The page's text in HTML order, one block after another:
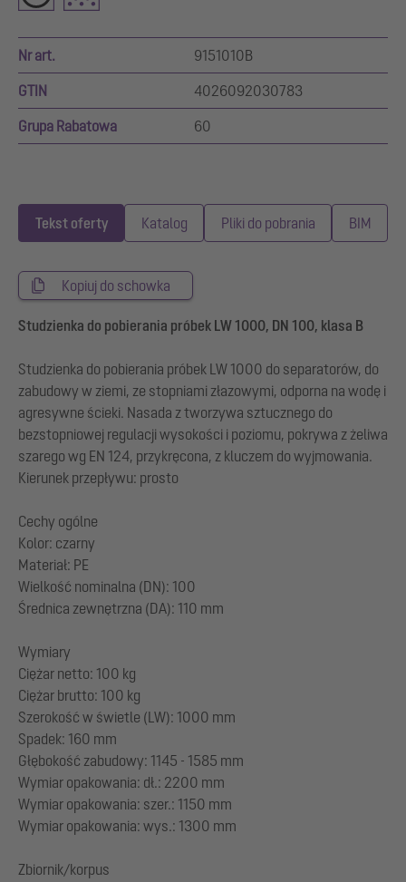
Nr art. 9151010B
GTIN 4026092030783
Grupa Rabatowa 60
Tekst oferty Katalog Pliki do pobrania BIM
Kopiuj do schowka
Studzienka do pobierania próbek LW 1000, DN 100, klasa B
Studzienka do pobierania próbek LW 1000 do separatorów, do
zabudowy w ziemi, ze stopniami złazowymi, odporna na wodę i
agresywne ścieki. Nasada z tworzywa sztucznego do
bezstopniowej regulacji wysokości i poziomu, pokrywa z żeliwa
szarego wg EN 124, przykręcona, z kluczem do wyjmowania.
Kierunek przepływu: prosto
Cechy ogólne
Kolor: czarny
Materiał: PE
Wielkość nominalna (DN): 100
Średnica zewnętrzna (DA): 110 mm
Wymiary
Ciężar netto: 100 kg
Ciężar brutto: 100 kg
Szerokość w świetle (LW): 1000 mm
Spadek: 160 mm
Głębokość zabudowy: 1145 - 1585 mm
Wymiar opakowania: dł.: 2200 mm
Wymiar opakowania: szer.: 1150 mm
Wymiar opakowania: wys.: 1300 mm
Zbiornik/korpus